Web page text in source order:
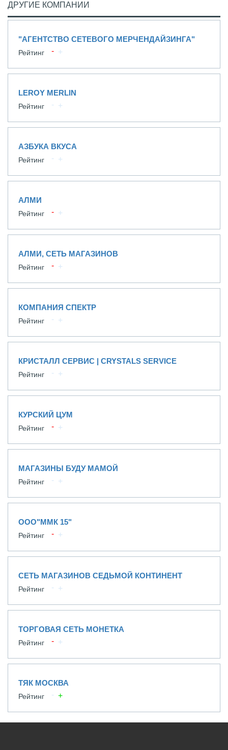
ДРУГИЕ КОМПАНИИ
"АГЕНТСТВО СЕТЕВОГО МЕРЧЕНДАЙЗИНГА"
Рейтинг
LEROY MERLIN
Рейтинг
АЗБУКА ВКУСА
Рейтинг
АЛМИ
Рейтинг
АЛМИ, СЕТЬ МАГАЗИНОВ
Рейтинг
КОМПАНИЯ СПЕКТР
Рейтинг
КРИСТАЛЛ СЕРВИС | CRYSTALS SERVICE
Рейтинг
КУРСКИЙ ЦУМ
Рейтинг
МАГАЗИНЫ БУДУ МАМОЙ
Рейтинг
ООО"ММК 15"
Рейтинг
СЕТЬ МАГАЗИНОВ СЕДЬМОЙ КОНТИНЕНТ
Рейтинг
ТОРГОВАЯ СЕТЬ МОНЕТКА
Рейтинг
ТЯК МОСКВА
Рейтинг